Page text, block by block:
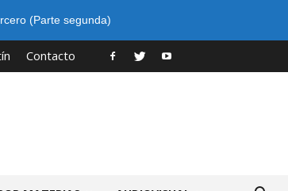
(Parte segunda)
Contacto